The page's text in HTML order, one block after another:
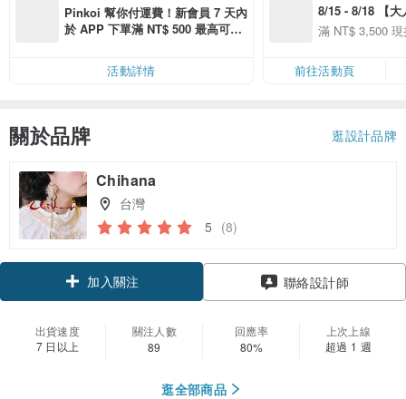
Pinkoi 幫你付運費！新會員 7 天內
於 APP 下單滿 NT$ 500 最高可折
活動詳情
8/15 - 8/18 【大
季】滿
50
滿 NT$ 3,500
前往活動頁
關於品牌 逛設計品牌
Chihana
台灣
5 (8)
加入關注 聯絡設計師
出貨速度
7 日以上
關注人數
89
回應率
80%
上次上線
超過 1 週
逛全部商品